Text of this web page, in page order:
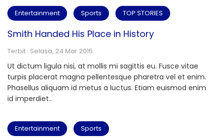
Entertainment Sports TOP STORIES
Smith Handed His Place in History
Terbit : Selasa, 24 Mar 2015
Ut dictum ligula nisi, at mollis mi sagittis eu. Fusce vitae
turpis placerat magna pellentesque pharetra vel et enim.
Phasellus aliquam id metus a luctus. Etiam euismod enim
id imperdiet..
Entertainment Sports